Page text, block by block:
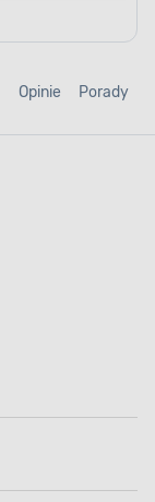
Opinie Porady